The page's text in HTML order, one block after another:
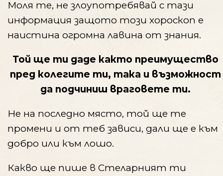
Моля те, не злоупотребявай с тази
информация защото този хороскоп е
наистина огромна лавина от знания.
Той ще ти даде както преимущество
пред колегите ти, така и възможност
да подчиниш враговете ти.
Не на последно място, той ще те
промени и от теб зависи, дали ще е към
добро или към лошо.
Какво ще пише в Стеларният ти